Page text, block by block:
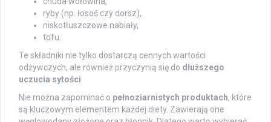
ryby (np. łosoś czy dorsz),
niskotłuszczowe nabiały,
tofu.
Te składniki nie tylko dostarczą cennych wartości
odżywczych, ale również przyczynią się do dłuższego
uczucia sytości
Nie można zapominać o pełnoziarnistych produktach, które
są kluczowym elementem każdej diety. Zawierają one